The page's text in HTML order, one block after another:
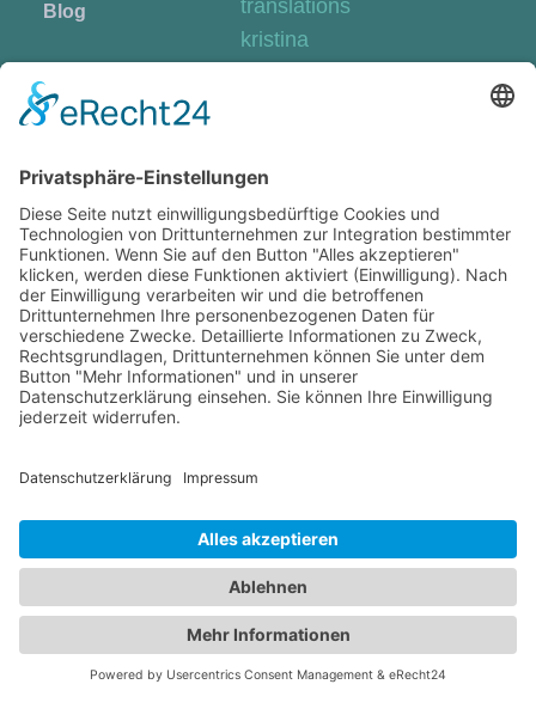
Blog
Kontakt
Fraunhoferstr. 33, 80469 München
info@akurate-linguistics.de